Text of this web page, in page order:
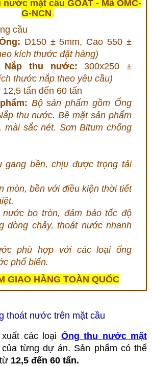
mặt cầu GOAT - Mã OMC-
G-NCN
cầu
D150 ± 5mm, Cao 550 ±
kích thước đặt hàng)
Nắp thu nước:300x250 ±
thước nắp theo yêu cầu)
12,5 tấn đến 60 tấn
Bộ sản phẩm gồm Ống
thu nước. Bề mặt sản phẩm
mài sắc nét. Sơn Bitum chống
gang bền, chịu được trọng tải
mòn, bền với điều kiện thời tiết
nước bo tròn, đảm bảo tốc độ
dòng chảy, thoát nước nhanh
phù hợp với các loại ống
phổ biến.
GIAO HÀNG TOÀN QUỐC
thoát nước trên mặt cầu
các loại Ống thu nước mặt
từng dự án. Sản phẩm có thể
12,5 đến 60 tấn.